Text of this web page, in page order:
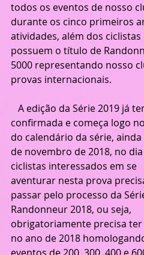
todos os eventos de nosso
durante os cinco primeiros
atividades, além dos ciclistas
possuem o título de
5000 representando nosso
provas internacionais.
confirmada e começa logo
do calendário da série,
de novembro de 2018, no dia
ciclistas interessados em se
aventurar nesta prova
passar pelo processo da
Randonneur 2018, ou seja,
obrigatoriamente precisa
no ano de 2018